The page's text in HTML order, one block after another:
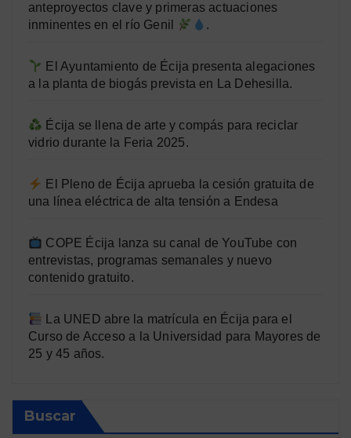
anteproyectos clave y primeras actuaciones
inminentes en el río Genil
.
El Ayuntamiento de Écija presenta alegaciones
a la planta de biogás prevista en La Dehesilla.
Écija se llena de arte y compás para reciclar
vidrio durante la Feria 2025.
El Pleno de Écija aprueba la cesión gratuita de
una línea eléctrica de alta tensión a Endesa
COPE Écija lanza su canal de YouTube con
entrevistas, programas semanales y nuevo
contenido gratuito.
La UNED abre la matrícula en Écija para el
Curso de Acceso a la Universidad para Mayores de
25 y 45 años.
Buscar